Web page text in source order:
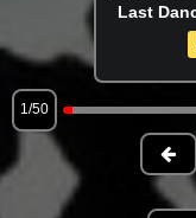
Last
1/50